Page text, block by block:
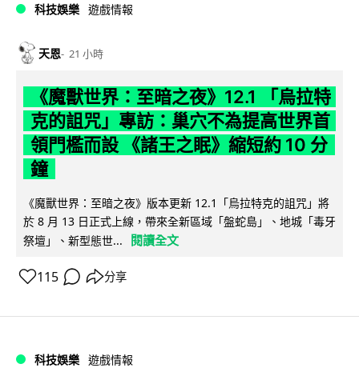
科技娛樂 遊戲情報
天恩 21 小時
《魔獸世界：至暗之夜》12.1 「烏拉特
克的詛咒」專訪：巢穴不為提高世界首
領門檻而設 《諸王之眠》縮短約 10 分
鐘
《魔獸世界：至暗之夜》版本更新 12.1「烏拉特克的詛咒」將
於 8 月 13 日正式上線，帶來全新區域「盤蛇島」、地城「毒牙
祭壇」、新型態世...
閱讀全文
115 分享
科技娛樂 遊戲情報